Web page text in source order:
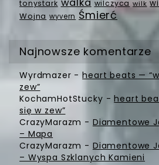
tonystark wilczyca wilk
Wojna wyvern Śmierć
Najnowsze komentarze
Wyrdmazer -heart beats —
zew”
KochamHotStucky -heart
się w zew”
CrazyMarazm - Diamentowe
– Mapa
CrazyMarazm - Diamentowe
– Wyspa Szklanych Kamieni